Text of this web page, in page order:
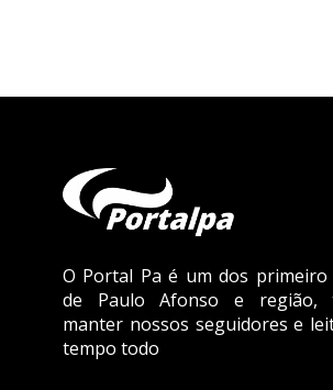
O Portal Pa é um dos
de Paulo Afonso e região,
manter nossos seguidores e
tempo todo